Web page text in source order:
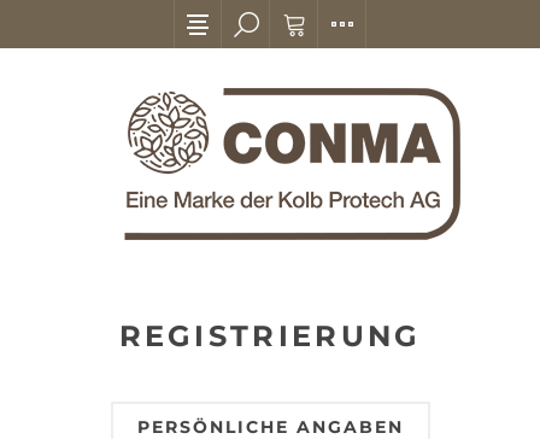
REGISTRIERUNG
PERSÖNLICHE ANGABEN